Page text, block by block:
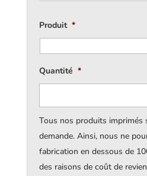
Produit *
Quantité *
Tous nos produits imprimés
demande. Ainsi, nous ne
fabrication en dessous de
des raisons de coût de